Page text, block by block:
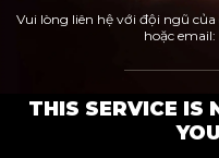
Vui lòng liên hệ với đội ngũ
hoặc email:
THIS SERVICE IS